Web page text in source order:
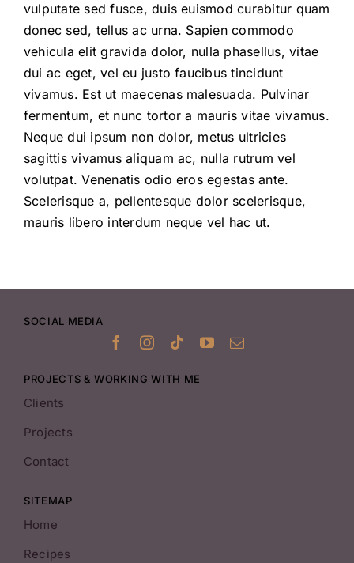
vulputate sed fusce, duis euismod curabitur quam
donec sed, tellus ac urna. Sapien commodo
vehicula elit gravida dolor, nulla phasellus, vitae
dui ac eget, vel eu justo faucibus tincidunt
vivamus. Est ut maecenas malesuada. Pulvinar
fermentum, et nunc tortor a mauris vitae vivamus.
Neque dui ipsum non dolor, metus ultricies
sagittis vivamus aliquam ac, nulla rutrum vel
volutpat. Venenatis odio eros egestas ante.
Scelerisque a, pellentesque dolor scelerisque,
mauris libero interdum neque vel hac ut.
SOCIAL MEDIA
PROJECTS & WORKING WITH ME
Clients
Projects
Contact
SITEMAP
Home
Recipes